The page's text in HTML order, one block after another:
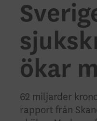
ökar
62 miljarder
rapport från